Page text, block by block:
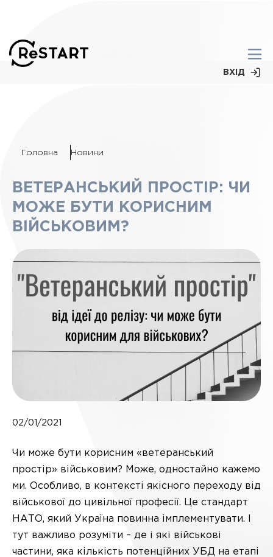
ВХІД
Головна Новини
ВЕТЕРАНСЬКИЙ ПРОСТІР: ЧИ
МОЖЕ БУТИ КОРИСНИМ
ВІЙСЬКОВИМ?
02/01/2021
Чи може бути корисним «ветеранський
простір» військовим? Може, одностайно кажемо
ми. Особливо, в контексті якісного переходу від
військової до цивільної професії. Це стандарт
НАТО, який Україна повинна імплементувати. І
тут важливо розуміти – де і які військові
частини, яка кількість потенційних УБД на етапі